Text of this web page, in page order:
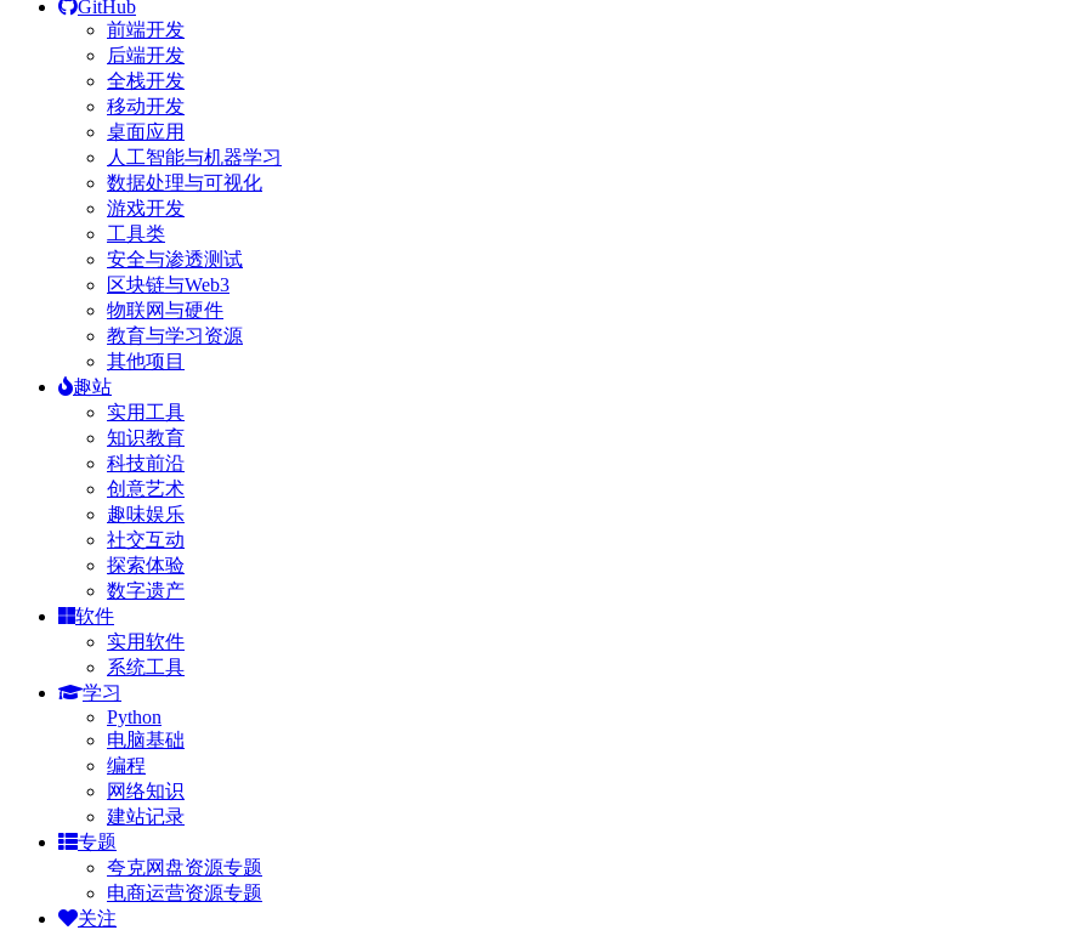
GitHub
前端开发
后端开发
全栈开发
移动开发
桌面应用
人工智能与机器学习
数据处理与可视化
游戏开发
工具类
安全与渗透测试
区块链与Web3
物联网与硬件
教育与学习资源
其他项目
趣站
实用工具
知识教育
科技前沿
创意艺术
趣味娱乐
社交互动
探索体验
数字遗产
软件
实用软件
系统工具
学习
Python
电脑基础
编程
网络知识
建站记录
专题
夸克网盘资源专题
电商运营资源专题
关注